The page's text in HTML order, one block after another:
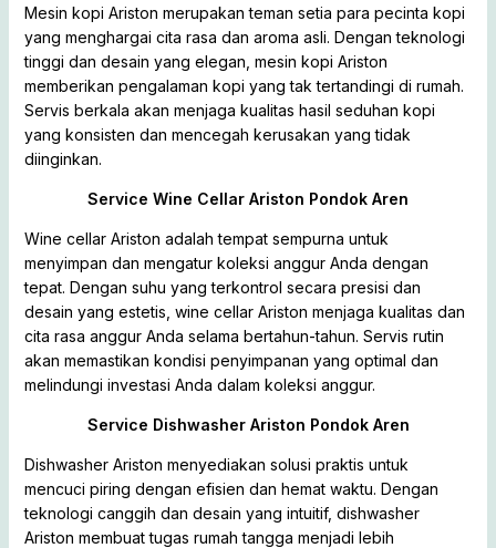
Mesin kopi Ariston merupakan teman setia para pecinta kopi
yang menghargai cita rasa dan aroma asli. Dengan teknologi
tinggi dan desain yang elegan, mesin kopi Ariston
memberikan pengalaman kopi yang tak tertandingi di rumah.
Servis berkala akan menjaga kualitas hasil seduhan kopi
yang konsisten dan mencegah kerusakan yang tidak
diinginkan.
Service Wine Cellar Ariston Pondok Aren
Wine cellar Ariston adalah tempat sempurna untuk
menyimpan dan mengatur koleksi anggur Anda dengan
tepat. Dengan suhu yang terkontrol secara presisi dan
desain yang estetis, wine cellar Ariston menjaga kualitas dan
cita rasa anggur Anda selama bertahun-tahun. Servis rutin
akan memastikan kondisi penyimpanan yang optimal dan
melindungi investasi Anda dalam koleksi anggur.
Service Dishwasher Ariston Pondok Aren
Dishwasher Ariston menyediakan solusi praktis untuk
mencuci piring dengan efisien dan hemat waktu. Dengan
teknologi canggih dan desain yang intuitif, dishwasher
Ariston membuat tugas rumah tangga menjadi lebih